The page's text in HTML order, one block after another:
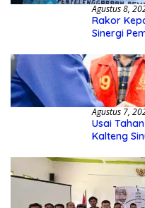
Agustus 8,
Rakor
Sinergi
Agustus 7,
Usai
Kalteng